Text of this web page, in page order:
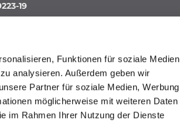
Funktionen für soziale Medien
analysieren. Außerdem geben wir
Partner für soziale Medien, Werbung
möglicherweise mit weiteren Daten
im Rahmen Ihrer Nutzung der Dienste
19